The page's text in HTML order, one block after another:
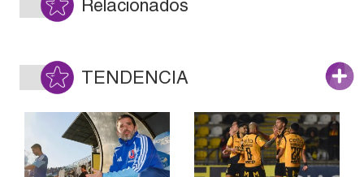
Relacionados
TENDENCIA